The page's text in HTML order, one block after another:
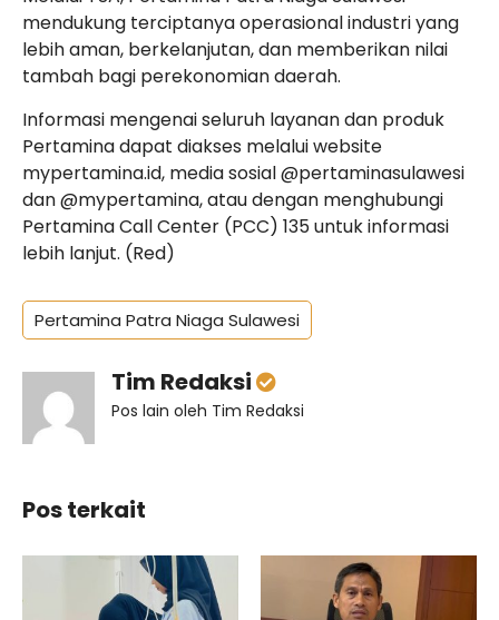
mendukung terciptanya operasional industri yang
lebih aman, berkelanjutan, dan memberikan nilai
tambah bagi perekonomian daerah.
Informasi mengenai seluruh layanan dan produk
Pertamina dapat diakses melalui website
mypertamina.id, media sosial @pertaminasulawesi
dan @mypertamina, atau dengan menghubungi
Pertamina Call Center (PCC) 135 untuk informasi
lebih lanjut. (Red)
Pertamina Patra Niaga Sulawesi
Tim Redaksi
Pos lain oleh Tim Redaksi
Pos terkait